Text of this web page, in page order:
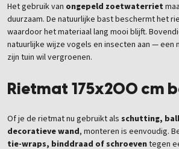
Het gebruik van ongepeld zoetwaterriet
duurzaam. De natuurlijke bast beschermt het
waardoor het materiaal lang mooi blijft.
natuurlijke wijze vogels en insecten aan — een
zijn tuin wil vergroenen.
Rietmat 175x200 cm
Of je de rietmat nu gebruikt als schutting,
decoratieve wand, monteren is eenvoudig.
tie-wraps, binddraad of schroeventegen